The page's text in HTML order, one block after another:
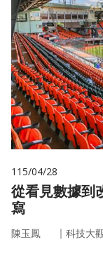
115/04/28
從看見數據
寫
陳玉鳳 ｜ 科技大